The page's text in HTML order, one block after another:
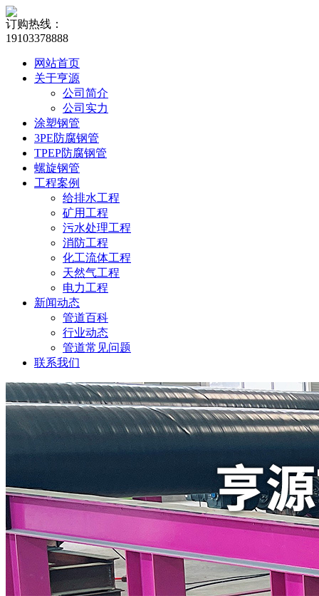
订购热线：
19103378888
网站首页
关于亨源
公司简介
公司实力
涂塑钢管
3PE防腐钢管
TPEP防腐钢管
螺旋钢管
工程案例
给排水工程
矿用工程
污水处理工程
消防工程
化工流体工程
天然气工程
电力工程
新闻动态
管道百科
行业动态
管道常见问题
联系我们